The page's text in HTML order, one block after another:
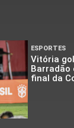
ESPORTES
Vitória
Barradão
final da